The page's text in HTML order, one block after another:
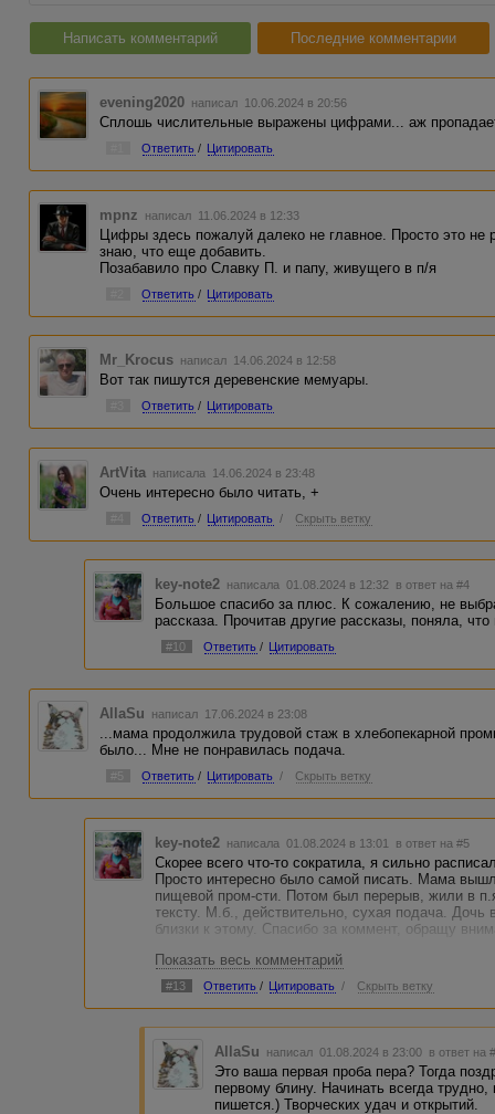
Написать комментарий Последние комментарии
evening2020 написал 10.06.2024 в 20:56
Сплошь числительные выражены цифрами... аж пропадает
Ответить / Цитировать
mpnz написал 11.06.2024 в 12:33
Цифры здесь пожалуй далеко не главное. Просто это не
знаю, что еще добавить.
Позабавило про Славку П. и папу, живущего в п/я
Ответить / Цитировать
Mr_Krocus написал 14.06.2024 в 12:58
Вот так пишутся деревенские мемуары.
Ответить / Цитировать
ArtVita написала 14.06.2024 в 23:48
Очень интересно было читать, +
Ответить / Цитировать / Скрыть ветку
key-note2 написала 01.08.2024 в 12:32 в ответ на #4
Большое спасибо за плюс. К сожалению, не
рассказа. Прочитав другие рассказы, поняла,
#10 Ответить / Цитировать
AllaSu написал 17.06.2024 в 23:08
...мама продолжила трудовой стаж в хлебопекарной
было... Мне не понравилась подача.
#5 Ответить / Цитировать / Скрыть ветку
key-note2 написала 01.08.2024 в 13:01 в ответ на #5
Скорее всего что-то сократила, я сильно
Просто интересно было самой писать. Мама
пищевой пром-сти. Потом был перерыв, жили в
тексту. М.б., действительно, сухая подача. Дочь
близки к этому. Спасибо за коммент, обращу
Показать весь комментарий
#13 Ответить / Цитировать / Скрыть ветку
AllaSu написал 01.08.2024 в 23:00 в ответ на
Это ваша первая проба пера? Тогда
первому блину. Начинать всегда
пишется.) Творческих удач и открытий.